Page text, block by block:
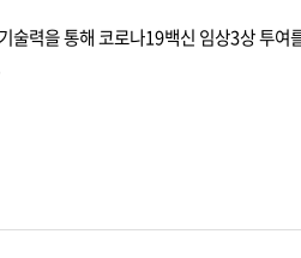
술력을 통해 코로나19백신 임상3상 투여